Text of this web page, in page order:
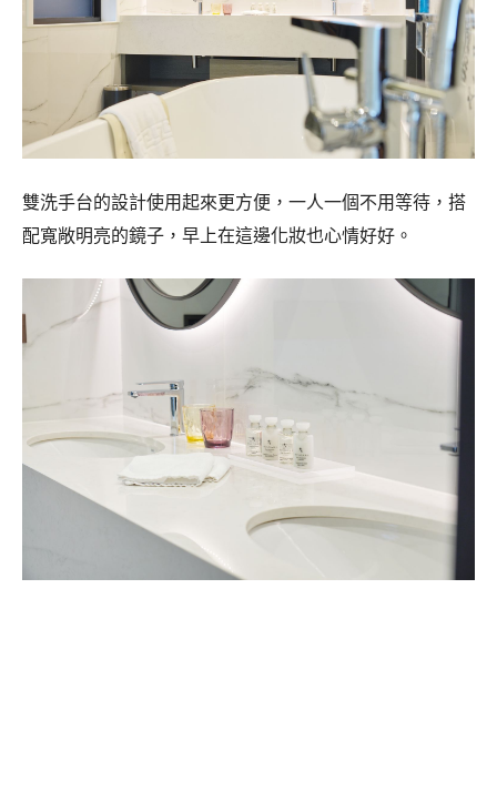
雙洗手台的設計使用起來更方便，一人一個不用等待，搭
配寬敞明亮的鏡子，早上在這邊化妝也心情好好。